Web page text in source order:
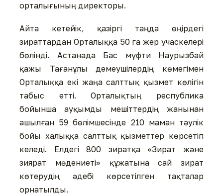
орталығының директоры.
Айта кетейік, қазіргі таңда өңірдегі
зираттардан Орталыққа 50 га жер учаскелері
бөлінді. Астанада Бас мүфти Наурызбай
қажы Тағанұлы демеушілердің көмегімен
Орталыққа екі жаңа салттық қызмет көлігін
табыс етті. Орталықтың республика
бойынша ауқымды мешіттердің жанынан
ашылған 59 бөлімшесінде 210 маман тәулік
бойы халыққа салттық қызметтер көрсетіп
келеді. Елдегі 800 зиратқа «Зират және
зиярат мәдениеті» құжатына сай зират
көтерудің әдебі көрсетілген тақталар
орнатылды.